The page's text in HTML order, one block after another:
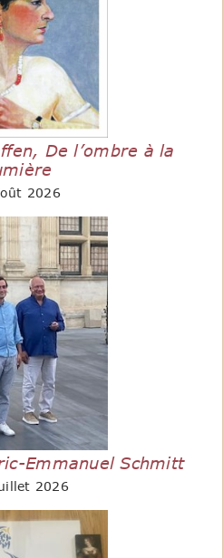
De l’ombre à la
2026
Emmanuel Schmitt
2026